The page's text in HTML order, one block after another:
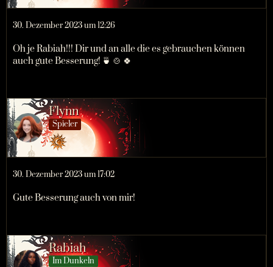
30. Dezember 2023 um 12:26
Oh je Rabiah!!! Dir und an alle die es gebrauchen können
auch gute Besserung! 🍵 🍲 🍀
Flynn
Spieler
30. Dezember 2023 um 17:02
Gute Besserung auch von mir!
Rabiah
Im Dunkeln